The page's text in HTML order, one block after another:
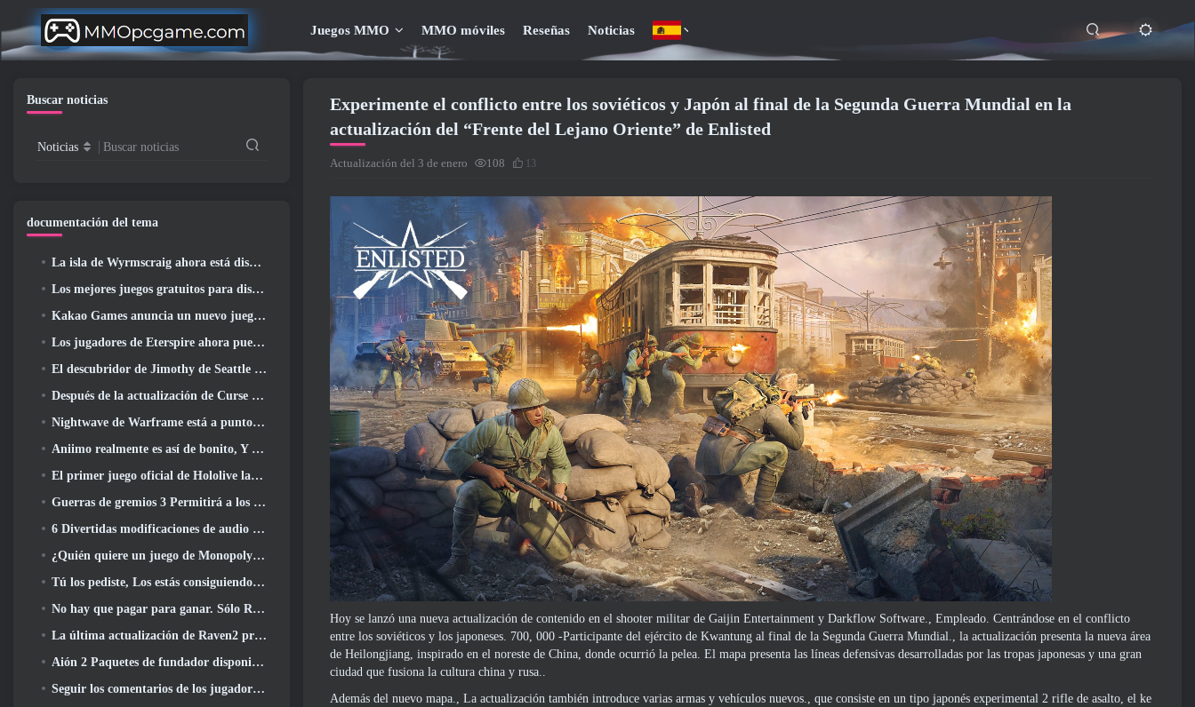
Juegos MMO MMO móviles Reseñas Noticias
Experimente el conflicto entre los soviéticos y Japón al final de la Segunda Guerra Mundial en la
actualización del “Frente del Lejano Oriente” de Enlisted
Actualización del 3 de enero 108 13
Hoy se lanzó una nueva actualización de contenido en el shooter militar de Gaijin Entertainment y Darkflow Software., Empleado. Centrándose en el conflicto
entre los soviéticos y los japoneses. 700, 000 -Participante del ejército de Kwantung al final de la Segunda Guerra Mundial., la actualización presenta la nueva área
de Heilongjiang, inspirado en el noreste de China, donde ocurrió la pelea. El mapa presenta las líneas defensivas desarrolladas por las tropas japonesas y una gran
ciudad que fusiona la cultura china y rusa..
Además del nuevo mapa., La actualización también introduce varias armas y vehículos nuevos., que consiste en un tipo japonés experimental 2 rifle de asalto, el ke
Buscar noticias
Noticias Buscar noticias
documentación del tema
La isla de Wyrmscraig ahora está disponible para explorar en RuneScape de la vieja escuela
Los mejores juegos gratuitos para disfrutar con tu equipo (2026)
Kakao Games anuncia un nuevo juego de rol de acción, doncella guardiana
Los jugadores de Eterspire ahora pueden viajar un poco en el tiempo... como regalo
El descubridor de Jimothy de Seattle tiene vínculos con ArenaNet, Por supuesto que lo agregarán a Guild Wars 2
Después de la actualización de Curse Of The Allflame, Path Of Exile anuncia varios cambios según los comentarios
Nightwave de Warframe está a punto de regresar de una manera impactante
Aniimo realmente es así de bonito, Y bastante relajado
El primer juego oficial de Hololive lanzado esta semana
Guerras de gremios 3 Permitirá a los jugadores experimentar el mundo de Tyria antes de que los dragones ancianos despertaran
6 Divertidas modificaciones de audio que debes probar para Marvel Rivals
¿Quién quiere un juego de Monopoly RuneScape?? Porque uno está en camino
Tú los pediste, Los estás consiguiendo. Los dragones están llegando a Albion Online
No hay que pagar para ganar. Sólo Ragnarök. Origin Classic se lanza en julio 23
La última actualización de Raven2 presenta el sistema de despertar de habilidades, Brindar a los jugadores más formas de mejorar sus habilidades
Aión 2 Paquetes de fundador disponibles para su compra, Completo con cinco días de acceso anticipado
Seguir los comentarios de los jugadores, Los jugadores de League Of Legends Classic no tendrán que pagar por máscaras clásicas